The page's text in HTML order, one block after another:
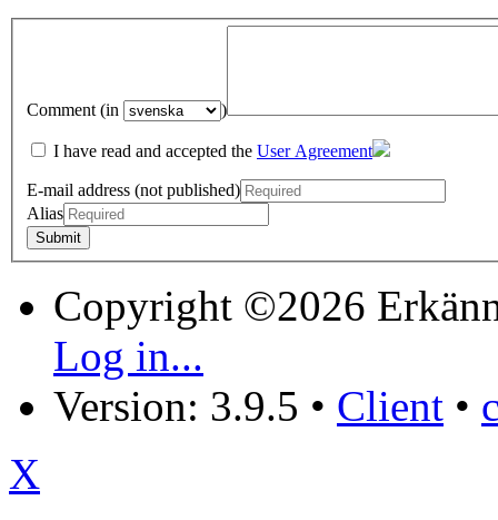
Comment (in )
I have read and accepted the User Agreement
E-mail address (not published)
Alias
Copyright ©2026
Log in...
Version: 3.9.5 • Client •
X